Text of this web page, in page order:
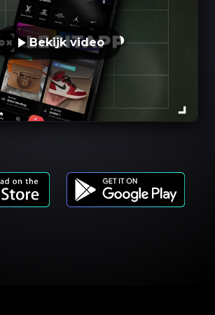
Bekijk video